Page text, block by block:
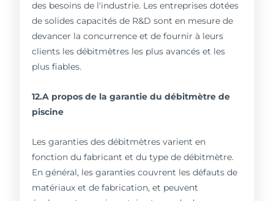
des besoins de l'industrie. Les entreprises dotées
de solides capacités de R&D sont en mesure de
devancer la concurrence et de fournir à leurs
clients les débitmètres les plus avancés et les
plus fiables.
12.A propos de la garantie du débitmètre de
piscine
Les garanties des débitmètres varient en
fonction du fabricant et du type de débitmètre.
En général, les garanties couvrent les défauts de
matériaux et de fabrication, et peuvent